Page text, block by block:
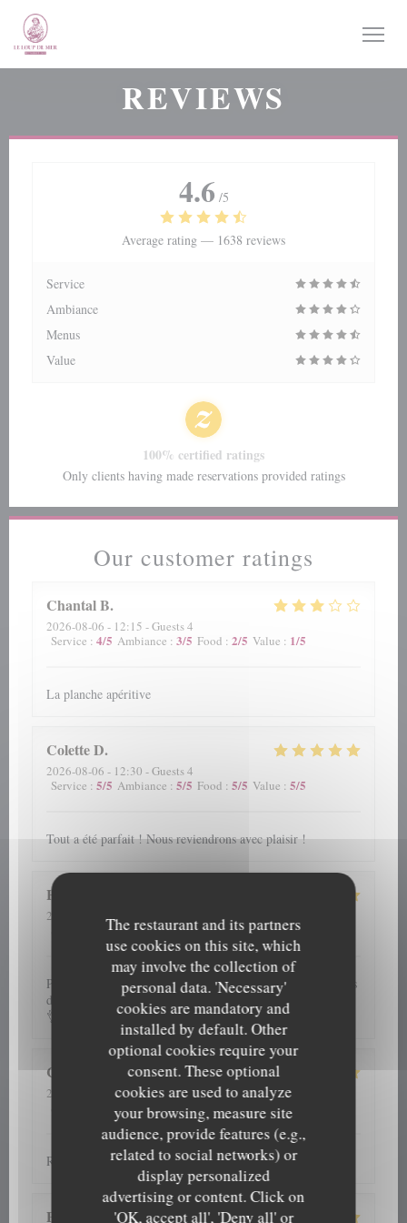
The restaurant and its partners
use cookies on this site, which
may involve the collection of
personal data. 'Necessary'
cookies are mandatory and
installed by default. Other
optional cookies require your
consent. These optional
cookies are used to analyze
your browsing, measure site
audience, provide features (e.g.,
related to social networks) or
display personalized
advertising or content. Click on
'OK, accept all', 'Deny all' or
REVIEWS
Our customer ratings
ChantalB
2026-08-06 - 12:15 - Guests 4
Service : 4/5 Ambiance : 3/5 Food : 2/5 Value : 1/5
La planche apéritive
ColetteD
2026-08-06 - 12:30 - Guests 4
Service : 5/5 Ambiance : 5/5 Food : 5/5 Value : 5/5
Tout a été parfait ! Nous reviendrons avec plaisir !
H
2026-08-06 - 20:00 - Guests 5
/5 Ambiance:5/5 Food: 5/5 Value:4/5
Plats savoureux,service impeccable,plusieurs fois nous avons
dîner dans cet établissement et jamais déçue.Je recommande
👌
Cathy
2026-08-06
- 13:00 - Guests 2
Ambiance:5/5 Food: 5/5 Value: 5
Repas et accueil toujours au top
Patrick
4.6 /5
Average rating — 1638 reviews
Service
Ambiance
Menus
Value
100% certified ratings
Only clients having made reservations provided ratings